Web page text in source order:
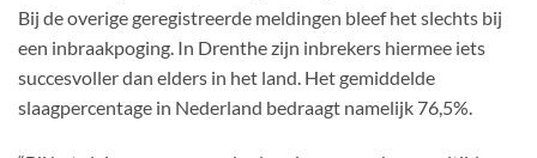
Bij de overige geregistreerde meldingen bleef het slechts bij
een inbraakpoging. In Drenthe zijn inbrekers hiermee iets
succesvoller dan elders in het land. Het gemiddelde
slaagpercentage in Nederland bedraagt namelijk 76,5%.